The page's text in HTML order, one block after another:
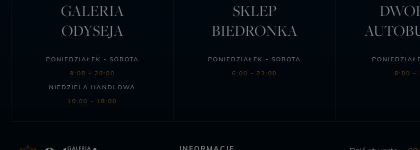
GALERIA
ODYSEJA
PONIEDZIAŁEK - SOBOTA
9:00 - 20:00
NIEDZIELA HANDLOWA
10:00 - 18:00
SKLEP
BIEDRONKA
PONIEDZIAŁEK - SOBOTA
6:00 - 23:00 8:00 -